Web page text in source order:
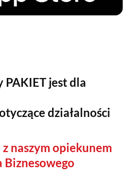
PAKIET jest dla
działalności
naszym opiekunem
Biznesowego